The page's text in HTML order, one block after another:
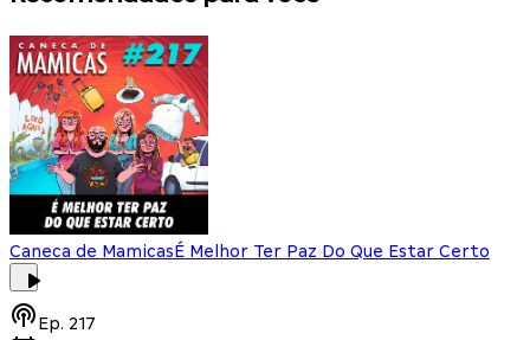
Caneca de MamicasÉ Melhor Ter Paz Do Que Estar Certo
Ep. 217